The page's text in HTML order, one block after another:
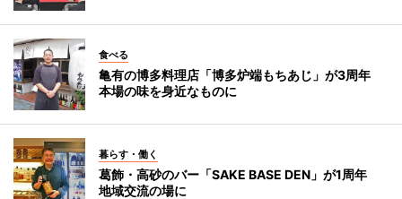
食べる
亀有の博多料理店「博多炉端もちあじ」が3周年
本場の味を身近なものに
暮らす・働く
葛飾・高砂のバー「SAKE BASE DEN」が1周年
地域交流の場に